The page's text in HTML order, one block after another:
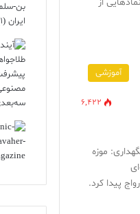
آموزشی
6,422
موزه
پیدا کرد.